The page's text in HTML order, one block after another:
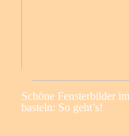
Schöne Fensterbilder
basteln: So geht’s!